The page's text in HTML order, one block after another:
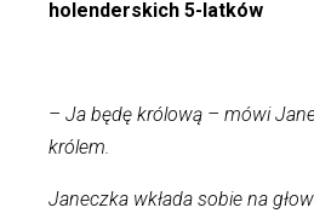
holenderskich 5-latków
– Ja będę królową – mówi
królem.
Janeczka wkłada sobie na